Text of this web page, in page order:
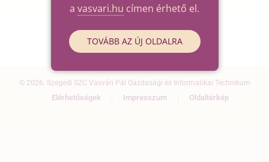
© 2026. Szegedi SZC Vasvári Pál Gazdasági és Informatikai Technikum
Elérhetőségek Impresszum Oldaltérkép
a vasvari.hu címen érhető el.
TOVÁBB AZ ÚJ OLDALRA